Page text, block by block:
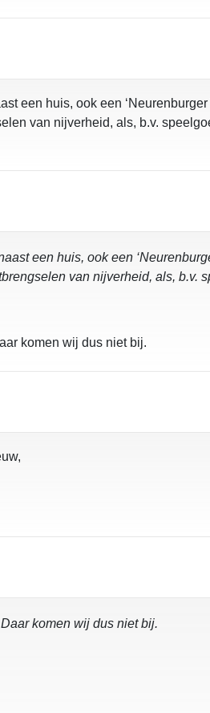
een huis, ook een
van nijverheid, als, b.v.
een huis, ook een
van nijverheid, als,
komen wij dus niet bij.
komen wij dus niet bij.